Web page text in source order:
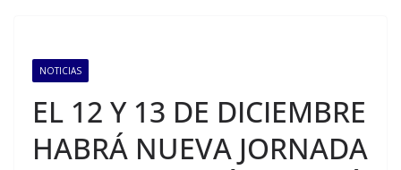
NOTICIAS
EL 12 Y 13 DE DICIEMBRE
HABRÁ NUEVA JORNADA